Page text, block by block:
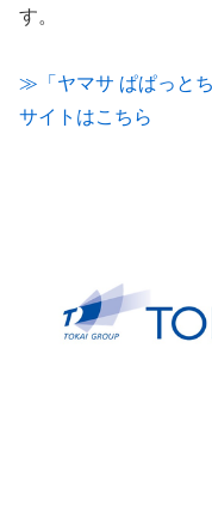
す。
≫「ヤマサ ぱぱっと
サイトはこちら